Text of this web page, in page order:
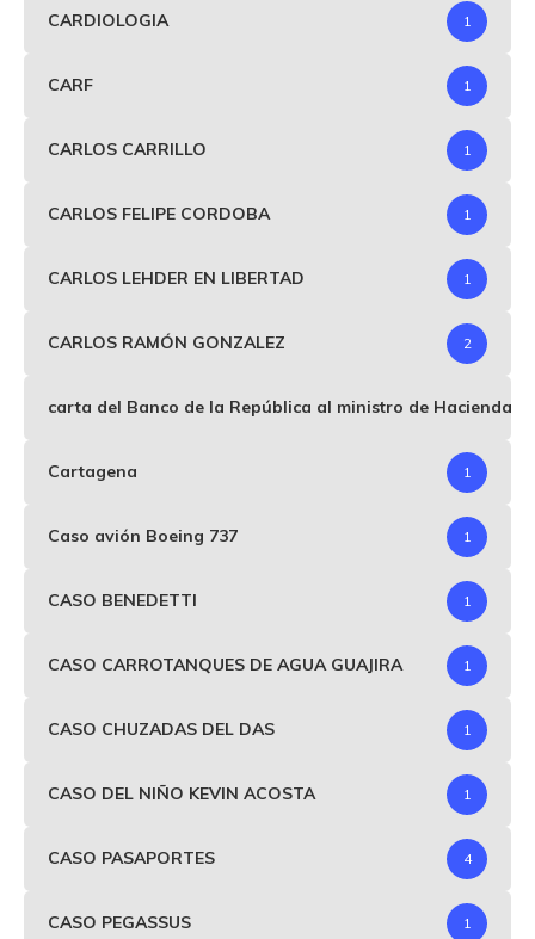
CARDIOLOGIA 1
CARF 1
CARLOS CARRILLO 1
CARLOS FELIPE CORDOBA 1
CARLOS LEHDER EN LIBERTAD 1
CARLOS RAMÓN GONZALEZ 2
carta del Banco de la República al ministro de Hacienda
Cartagena 1
Caso avión Boeing 737 1
CASO BENEDETTI 1
CASO CARROTANQUES DE AGUA GUAJIRA 1
CASO CHUZADAS DEL DAS 1
CASO DEL NIÑO KEVIN ACOSTA 1
CASO PASAPORTES 4
CASO PEGASSUS 1